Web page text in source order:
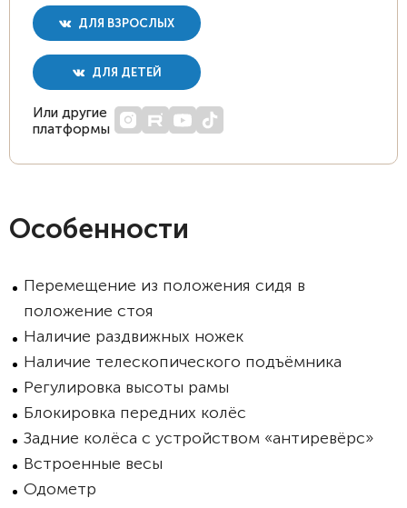
ДЛЯ ВЗРОСЛЫХ
ДЛЯ ДЕТЕЙ
Или другие
платформы
Особенности
Перемещение из положения сидя в
положение стоя
Наличие раздвижных ножек
Наличие телескопического подъёмника
Регулировка высоты рамы
Блокировка передних колёс
Задние колёса с устройством «антиревёрс»
Встроенные весы
Одометр